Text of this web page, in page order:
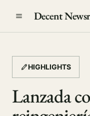
Decent
HIGHLIGHTS
Lanzada